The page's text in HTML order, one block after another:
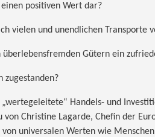
positiven Wert dar?
vielen und unendlichen Transporte
überlebensfremden Gütern ein
zugestanden?
„wer­te­ge­lei­te­te“ Han­dels- und
Christine Lagarde, Che­fin der
universalen Werten wie